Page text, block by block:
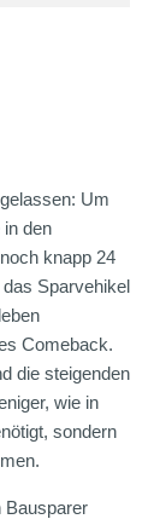
Um
den
knapp 24
Sparvehikel
Comeback.
die steigenden
wie in
sondern
Bausparer